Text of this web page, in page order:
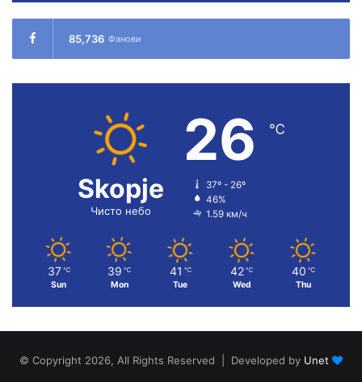
85,736 Фанови
Skopje
Чисто небо
26 ℃
37º - 26º
46%
1.59 км/ч
37 ℃
Sun
39 ℃
Mon
41 ℃
Tue
42 ℃
Wed
40 ℃
Thu
© Copyright 2026, All Rights Reserved | Developed by Unet